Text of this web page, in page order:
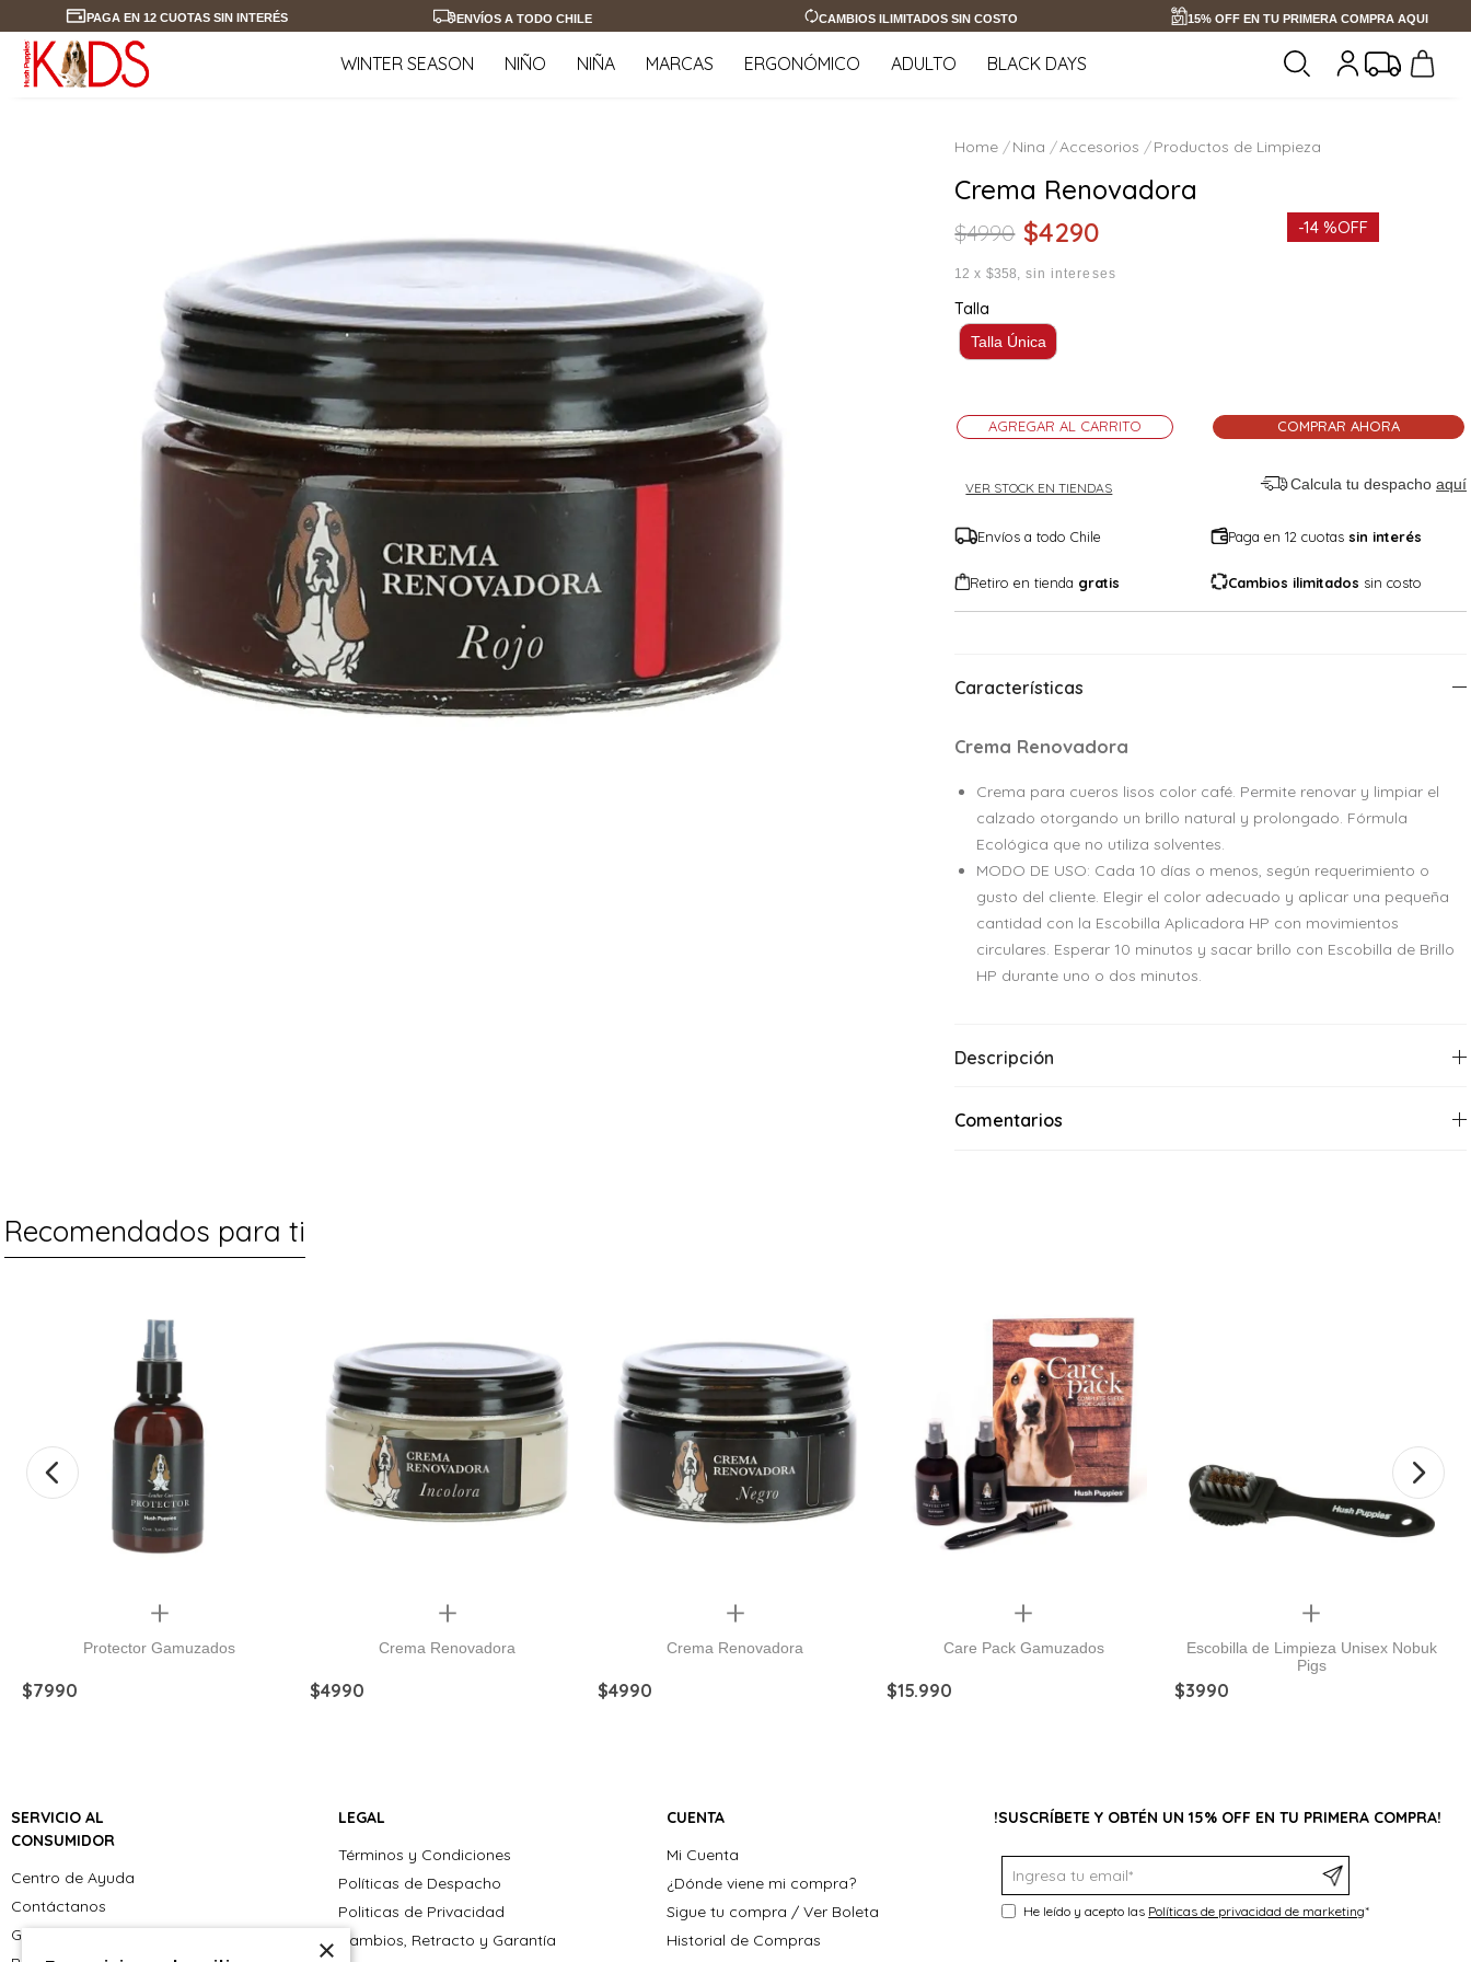
PAGA EN 12 CUOTAS SIN INTERÉS ENVÍOS A TODO CHILE CAMBIOS ILIMITADOS SIN COSTO 15% OFF EN TU PRIMERA COMPRA AQUI
WINTER SEASON NIÑO NIÑA MARCAS ERGONÓMICO ADULTO BLACK DAYS
Nina Accesorios Productos de Limpieza
Crema Renovadora
$4990 $4290
12 x $358 sin intereses
-14 %OFF
Talla
Talla Única
AGREGAR AL CARRITO COMPRAR AHORA
VER STOCK EN TIENDAS Calcula tu despacho aquí
Envíos a todo Chile Paga en 12 cuotassin interés
Retiro en tienda gratis Cambios ilimitados sin costo
Características
Crema Renovadora
Crema para cueros lisos color café. Permite renovar y limpiar el
calzado otorgando un brillo natural y prolongado. Fórmula
Ecológica que no utiliza solventes.
MODO DE USO: Cada 10 días o menos, según requerimiento o
gusto del cliente. Elegir el color adecuado y aplicar una pequeña
cantidad con la Escobilla Aplicadora HP con movimientos
circulares. Esperar 10 minutos y sacar brillo con Escobilla de Brillo
HP durante uno o dos minutos.
Descripción
Comentarios
Recomendados para ti
Quickview
Protector Gamuzados
$7990
Quickview
Crema Renovadora
$4990
Quickview
Crema Renovadora
$4990
Quickview
Care Pack Gamuzados
$15.990
Quickview
Escobilla de Limpieza Unisex Nobuk
Pigs
$3990
SERVICIO AL
CONSUMIDOR
Centro de Ayuda
Contáctanos
Giftcard
LEGAL
Términos y Condiciones
Políticas de Despacho
Politicas de Privacidad
Cambios, Retracto y Garantía
CUENTA
Mi Cuenta
¿Dónde viene mi compra?
Sigue tu compra / Ver Boleta
Historial de Compras
!SUSCRÍBETE Y OBTÉN UN 15% OFF EN TU PRIMERA COMPRA!
He leído y acepto las Políticas de privacidad de marketing*
×